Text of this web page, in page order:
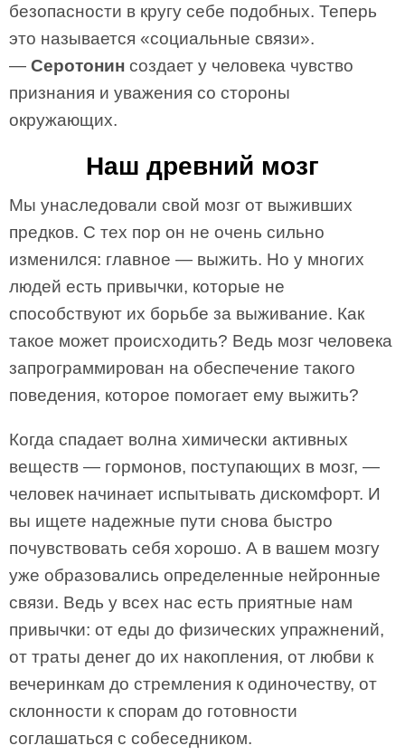
безопасности в кругу себе подобных. Теперь
это называется «социальные связи».
— Серотонин создает у человека чувство
признания и уважения со стороны
окружающих.
Наш древний мозг
Мы унаследовали свой мозг от выживших
предков. С тех пор он не очень сильно
изменился: главное — выжить. Но у многих
людей есть привычки, которые не
способствуют их борьбе за выживание. Как
такое может происходить? Ведь мозг человека
запрограммирован на обеспечение такого
поведения, которое помогает ему выжить?
Когда спадает волна химически активных
веществ — гормонов, поступающих в мозг, —
человек начинает испытывать дискомфорт. И
вы ищете надежные пути снова быстро
почувствовать себя хорошо. А в вашем мозгу
уже образовались определенные нейронные
связи. Ведь у всех нас есть приятные нам
привычки: от еды до физических упражнений,
от траты денег до их накопления, от любви к
вечеринкам до стремления к одиночеству, от
склонности к спорам до готовности
соглашаться с собеседником.